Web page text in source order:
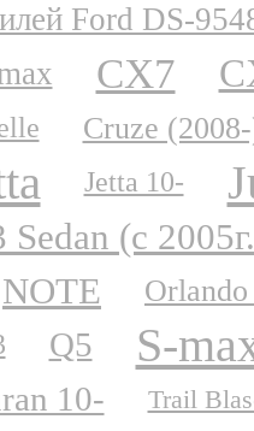
Ford DS-
CX7
Cruze
Jetta 10-
Sedan (с
NOTE
Q5 S-
10- Trail